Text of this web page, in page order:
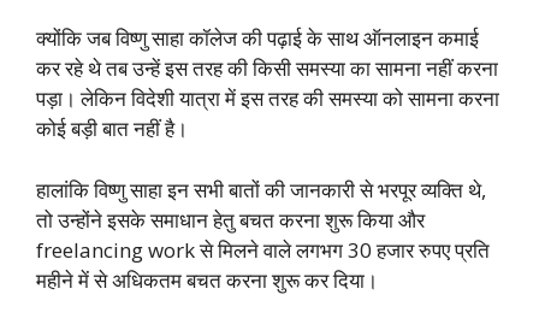
क्योंकि जब विष्णु साहा कॉलेज की पढ़ाई के साथ ऑनलाइन कमाई
कर रहे थे तब उन्हें इस तरह की किसी समस्या का सामना नहीं करना
पड़ा। लेकिन विदेशी यात्रा में इस तरह की समस्या को सामना करना
कोई बड़ी बात नहीं है।
हालांकि विष्णु साहा इन सभी बातों की जानकारी से भरपूर व्यक्ति थे,
तो उन्होंने इसके समाधान हेतु बचत करना शुरू किया और
freelancing work से मिलने वाले लगभग 30 हजार रुपए प्रति
महीने में से अधिकतम बचत करना शुरू कर दिया।